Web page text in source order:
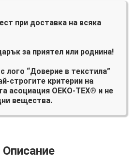
при доставка на всяка
за приятел или роднина!
лого “Доверие в текстила”
строгите критерии на
асоциация OEKO-TEX® и не
вещества.
Описание